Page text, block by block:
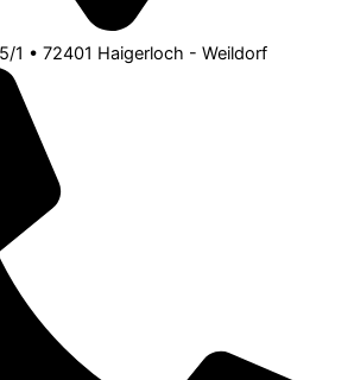
1 • 72401 Haigerloch - Weildorf